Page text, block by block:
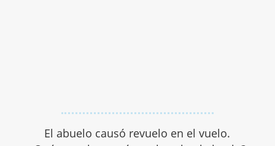
El abuelo causó revuelo en el vuelo.